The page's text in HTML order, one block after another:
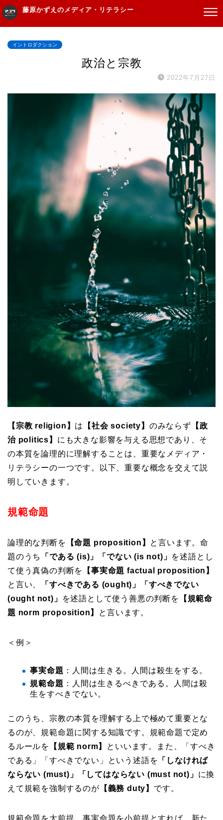
藤原かずえのメディア・リテラシー
イントロダクション
政治と宗教
2022年7月27日
【宗教 religion】 は 【社会 society】 のみならず 【政
治 politics】 にも大きな影響を与える思想であり、そ
の本質を論理的に理解することは、重要なメディア・
リテラシーの一つです。以下、重要な概念を交えて説
明していきます。
規範命題
論理的な判断を 【命題 proposition】 と言います。命
題のうち
「である (is)」「でない (is not)」 を述語とし
て使う真偽の判断を
【事実命題 ​factual proposition】
と言い、
「すべきである (ought)」「すべきでない
(ought not)」
を述語として使う善悪の判断を
【規範命
題 norm proposition】
と言います。
＜例＞
事実命題 ：人間は生きる。人間は殺生をする。
規範命題 ：人間は生きるべきである。人間は殺
生をすべきでない。
このうち、宗教の本質を理解する上で極めて重要とな
るのが、規範命題に関する知識です。規範命題で定め
るルールを
【規範 norm】
といいます。また、「すべき
である」「すべきでない」という述語を 「しなければ
ならない (must)」「してはならない (must not)」 に換
えて規範を強制するのが 【義務 duty】 です。